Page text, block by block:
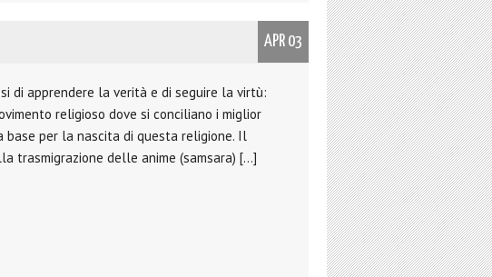
APR 03
di apprendere la verità e di seguire la virtù:
religioso dove si conciliano i miglior
base per la nascita di questa religione. Il
trasmigrazione delle anime (samsara) […]